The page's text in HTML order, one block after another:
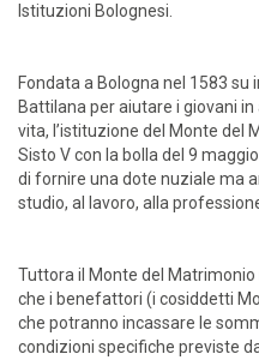
Istituzioni Bolognesi.
Fondata a Bologna nel 1583
Battilana per aiutare i giovani
vita, l’istituzione del Monte del
Sisto V con la bolla del 9
di fornire una dote nuziale ma
studio, al lavoro, alla
Tuttora il Monte del
che i benefattori (i cosiddetti
che potranno incassare le
condizioni specifiche previste